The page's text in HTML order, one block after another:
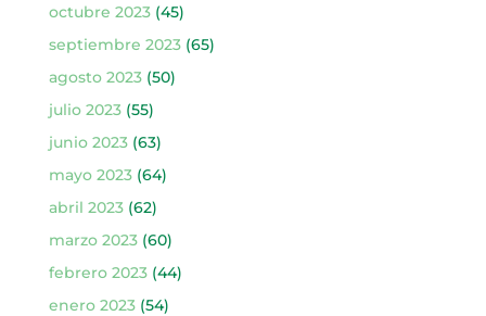
octubre 2023(45)
septiembre 2023(65)
agosto 2023(50)
julio 2023(55)
junio 2023(63)
mayo 2023(64)
abril 2023(62)
marzo 2023(60)
febrero 2023(44)
enero 2023(54)